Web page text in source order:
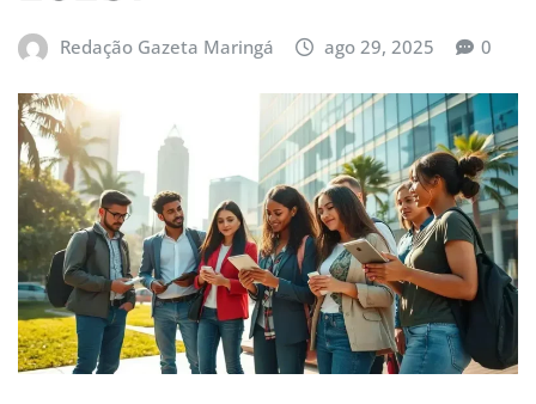
Redação Gazeta Maringá ago 29, 2025 0